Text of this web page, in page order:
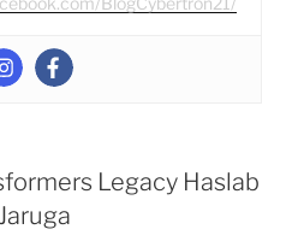
Legacy Haslab